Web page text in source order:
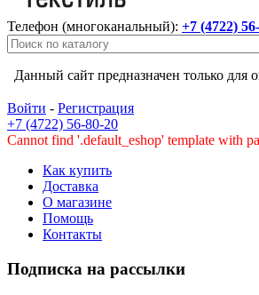
Телефон (многоканальный): +7 (4722)
Данный сайт предназначен только для
Войти - Регистрация
+7 (4722) 56-80-20
Cannot find '.default_eshop' template with
Как купить
Доставка
О магазине
Помощь
Контакты
Подписка на рассылки